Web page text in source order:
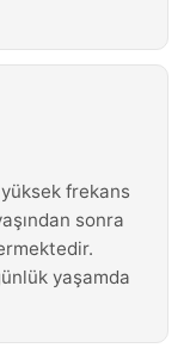
frekans
sonra
yaşamda